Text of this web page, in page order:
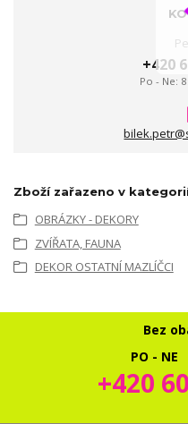
+420
Po - Ne:
Zboží zařazeno v
OBRÁZKY - DEKORY
ZVÍŘATA, FAUNA
DEKOR OSTATNÍ MAZLÍČCI
Bez
PO - NE
+420